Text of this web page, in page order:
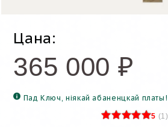
Цана:
365 000 ₽
Пад Ключ, ніякай абаненцкай платы!
5 (1)